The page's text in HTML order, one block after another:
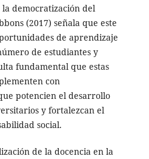
democratización del
(2017) señala que este
de aprendizaje
de estudiantes y
fundamental que estas
con
potencien el desarrollo
y fortalezcan el
social.
de la docencia en la